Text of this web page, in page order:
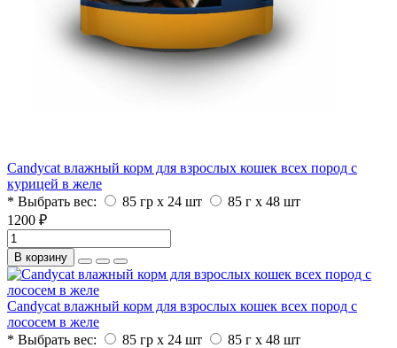
Candycat влажный корм для взрослых кошек всех пород с
курицей в желе
* Выбрать вес:
85 гр х 24 шт
85 г x 48 шт
1200 ₽
В корзину
Candycat влажный корм для взрослых кошек всех пород с
лососем в желе
* Выбрать вес:
85 гр х 24 шт
85 г x 48 шт